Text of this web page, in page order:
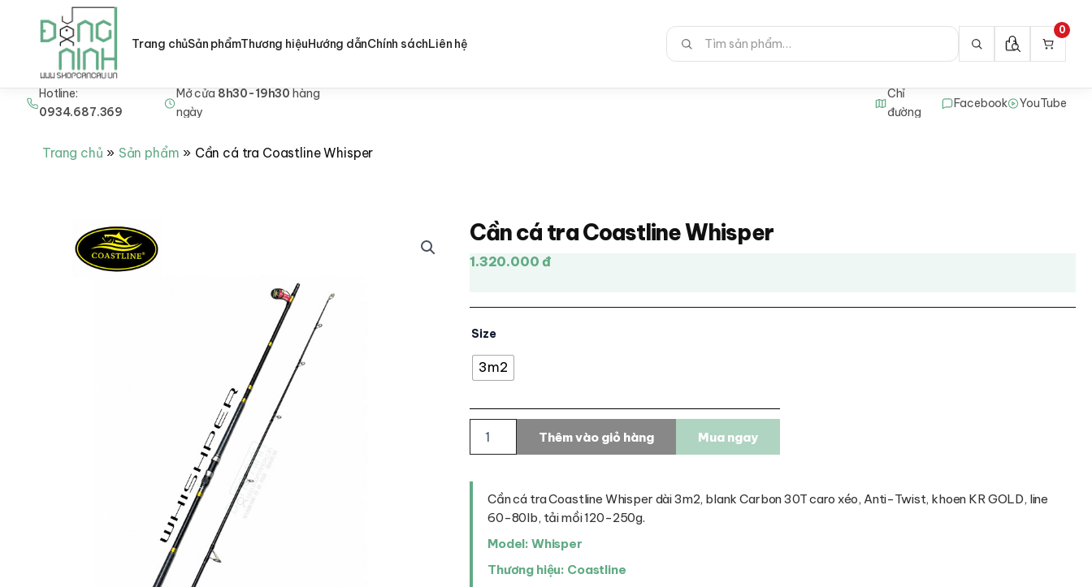
Nhảy Hotline:
0934.687.369
Mở cửa8h30-19h30hàng
ngày
Chỉ
đường
Facebook YouTube
Trang chủSản phẩmThương hiệuHướng dẫnChính sáchLiên hệ
Tìm
kiếm:
0
Trang chủ Sản phẩm Cần cá tra Coastline Whisper
Cần cá tra Coastline Whisper
1.320.000 đ
Size
3m2
tra
Whisper
lượng
Thêm vào giỏ hàng Mua ngay
Cần cá tra Coastline Whisper dài 3m2, blank Carbon 30T caro xéo, Anti-Twist, khoen KR GOLD, line
60-80lb, tải mồi 120-250g.
Model: Whisper
Thương hiệu: Coastline